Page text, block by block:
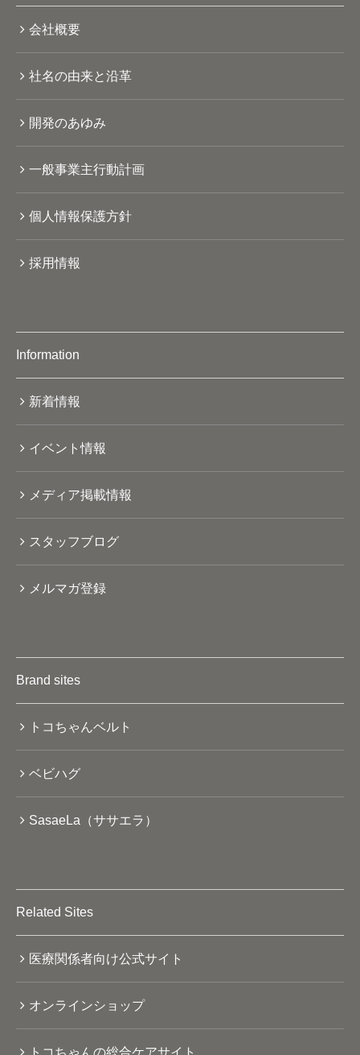
会社概要
社名の由来と沿革
開発のあゆみ
一般事業主行動計画
個人情報保護方針
採用情報
Information
新着情報
イベント情報
メディア掲載情報
スタッフブログ
メルマガ登録
Brand sites
トコちゃんベルト
ベビハグ
SasaeLa（ササエラ）
Related Sites
医療関係者向け公式サイト
オンラインショップ
トコちゃんの総合ケアサイト